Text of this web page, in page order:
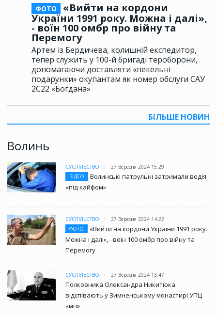
ФОТО
«Вийти на кордони
України 1991 року. Можна і далі»,
- воїн 100 омбр про війну та
Перемогу
Артем із Бердичева, колишній експедитор,
тепер служить у 100-й бригаді тероборони,
допомагаючи доставляти «пекельні
подарунки» окупантам як номер обслуги САУ
2С22 «Богдана»
БІЛЬШЕ НОВИН
Волинь
СУСПІЛЬСТВО
27 Вересня 2024 15:29
ВІДЕО
Волинські патрульні затримали водія
«під кайфом»
СУСПІЛЬСТВО
27 Вересня 2024 14:22
ФОТО
«Вийти на кордони України 1991 року.
Можна і далі», - воїн 100 омбр про війну та
Перемогу
СУСПІЛЬСТВО 27 Вересня 2024 13:47
Полковника Олександра Никитюка
відспівають у Зимненському монастирі УПЦ
«мп»